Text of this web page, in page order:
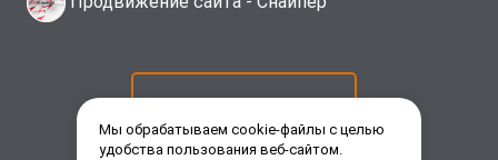
Мы обрабатываем cookie-файлы с целью
удобства пользования веб-сайтом.